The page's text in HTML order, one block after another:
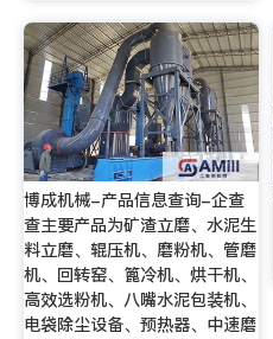
博成机械-产品信息查询-企查
查主要产品为矿渣立磨、水泥生
料立磨、辊压机、磨粉机、管磨
机、回转窑、篦冷机、烘干机、
高效选粉机、八嘴水泥包装机、
电袋除尘设备、预热器、中速磨